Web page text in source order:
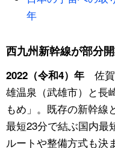
年
西九州新幹線が部分
2022（令和4）年佐賀
雄温泉（武雄市）と長
もめ」。既存の新幹線
最短23分で結ぶ国内最
ルートや整備方式も決